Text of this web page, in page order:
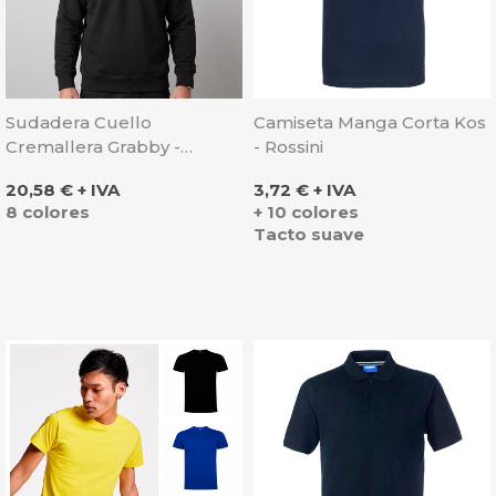
Sudadera Cuello
Cremallera Grabby -
Precio
20,58 € + IVA
8 colores
Camiseta Manga Corta Kos
- Rossini
Precio
3,72 € + IVA
+ 10 colores
Tacto suave